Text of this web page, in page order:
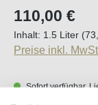
Regulärer Preis:
110,00 €
Inhalt: 1.5 Liter
Preise inkl.
Sofort verfügbar,